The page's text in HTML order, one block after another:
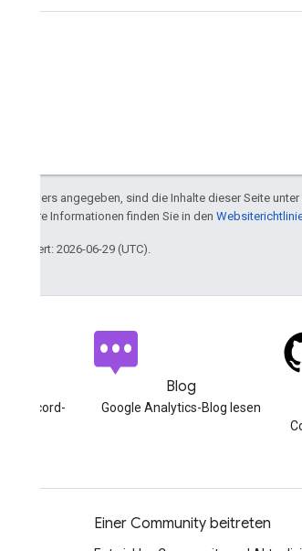
anders angegeben, sind die Inhalte dieser Seite
Weitere Informationen finden Sie in den
2026-06-29 (UTC).
Discord-
Blog
Google Analytics-Blog lesen
Einer Community beitreten